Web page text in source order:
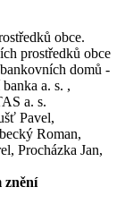
obce.
prostředků obce
domů -
a. s. ,
a. s.
Pavel,
Roman,
Procházka Jan,
znění